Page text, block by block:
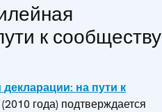
к сообществу
на пути к
(2010 года) подтверждается